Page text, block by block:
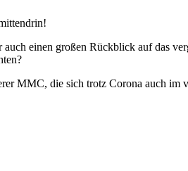
einen großen Rückblick auf das
MMC, die sich trotz Corona auch im